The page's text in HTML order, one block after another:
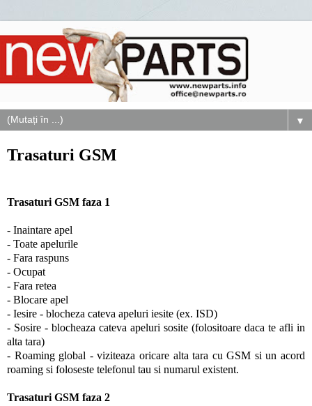
▼
Trasaturi GSM
Trasaturi GSM faza 1
- Inaintare apel
- Toate apelurile
- Fara raspuns
- Ocupat
- Fara retea
- Blocare apel
- Iesire - blocheza cateva apeluri iesite (ex. ISD)
- Sosire - blocheaza cateva apeluri sosite (folositoare daca te afli in
alta tara)
- Roaming global - viziteaza oricare alta tara cu GSM si un acord
roaming si foloseste telefonul tau si numarul existent.
Trasaturi GSM faza 2